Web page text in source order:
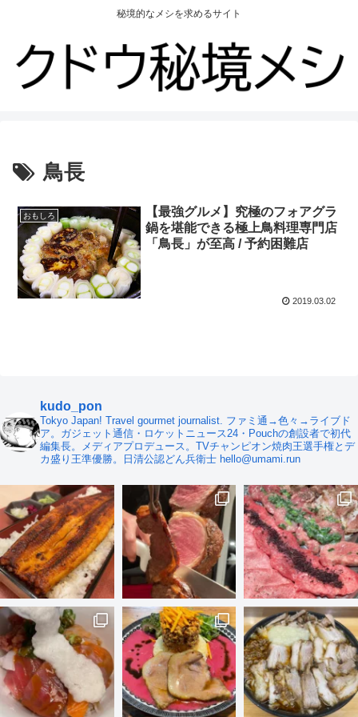
秘境的なメシを求めるサイト
鳥長
おもしろ
【最強グルメ】究極のフォアグラ
鍋を堪能できる極上鳥料理専門店
「鳥長」が至高 / 予約困難店
2019.03.02
kudo_pon
Tokyo Japan! Travel gourmet journalist. ファミ通→色々→ライブド
ア。ガジェット通信・ロケットニュース24・Pouchの創設者で初代
編集長。メディアプロデュース。TVチャンピオン焼肉王選手権とデ
カ盛り王準優勝。日清公認どん兵衛士 hello@umami.run